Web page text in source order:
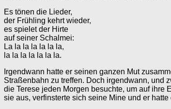
Es tönen die Lieder,
der Frühling kehrt wieder,
es spielet der Hirte
auf seiner Schalmei:
La la la la la la la,
la la la la la la la.
Irgendwann hatte er seinen ganzen Mut
Straßenbahn zu treffen. Doch irgendwann, und
die Terese jeden Morgen besuchte, um auf ihre
sie aus, verfinsterte sich seine Mine und er